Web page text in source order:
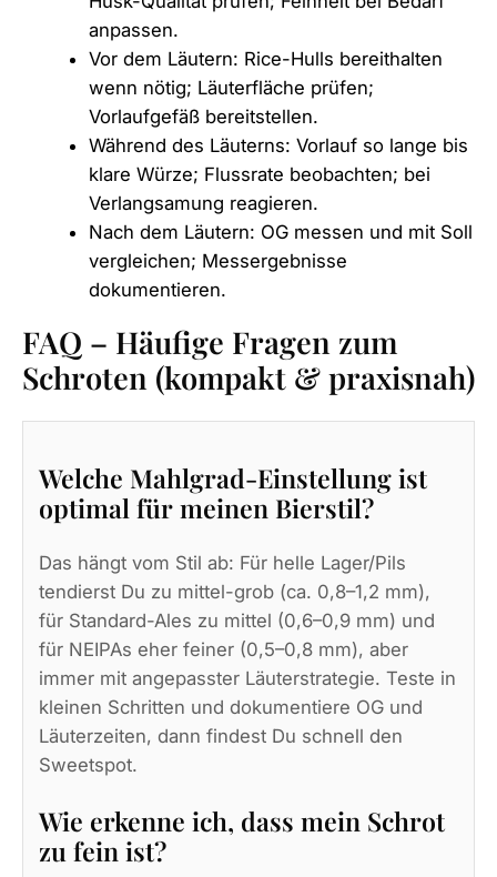
anpassen.
Vor dem Läutern: Rice-Hulls bereithalten
wenn nötig; Läuterfläche prüfen;
Vorlaufgefäß bereitstellen.
Während des Läuterns: Vorlauf so lange bis
klare Würze; Flussrate beobachten; bei
Verlangsamung reagieren.
Nach dem Läutern: OG messen und mit Soll
vergleichen; Messergebnisse
dokumentieren.
FAQ – Häufige Fragen zum
Schroten (kompakt & praxisnah)
Welche Mahlgrad-Einstellung ist
optimal für meinen Bierstil?
Das hängt vom Stil ab: Für helle Lager/Pils
tendierst Du zu mittel-grob (ca. 0,8–1,2 mm),
für Standard-Ales zu mittel (0,6–0,9 mm) und
für NEIPAs eher feiner (0,5–0,8 mm), aber
immer mit angepasster Läuterstrategie. Teste in
kleinen Schritten und dokumentiere OG und
Läuterzeiten, dann findest Du schnell den
Sweetspot.
Wie erkenne ich, dass mein Schrot
zu fein ist?